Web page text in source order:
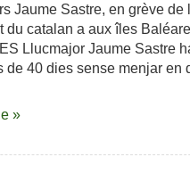
Jaume Sastre, en grève de
du catalan a aux îles
Llucmajor Jaume Sastre
de 40 dies sense menjar en
»